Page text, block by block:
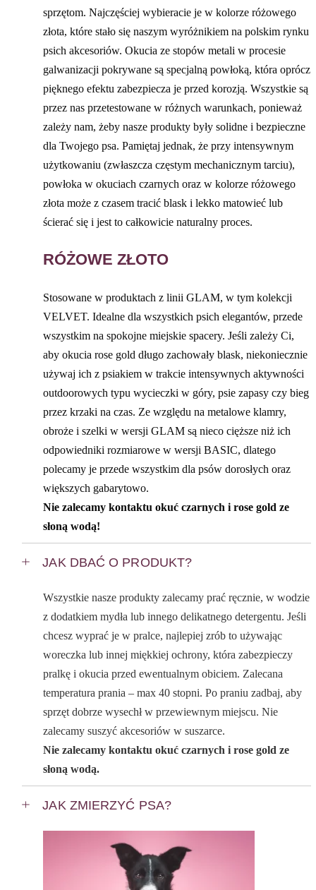
sprzętom. Najczęściej wybieracie je w kolorze różowego
złota, które stało się naszym wyróżnikiem na polskim rynku
psich akcesoriów. Okucia ze stopów metali w procesie
galwanizacji pokrywane są specjalną powłoką, która oprócz
pięknego efektu zabezpiecza je przed korozją. Wszystkie są
przez nas przetestowane w różnych warunkach, ponieważ
zależy nam, żeby nasze produkty były solidne i bezpieczne
dla Twojego psa. Pamiętaj jednak, że przy intensywnym
użytkowaniu (zwłaszcza częstym mechanicznym tarciu),
powłoka w okuciach czarnych oraz w kolorze różowego
złota może z czasem tracić blask i lekko matowieć lub
ścierać się i jest to całkowicie naturalny proces.
RÓŻOWE ZŁOTO
Stosowane w produktach z linii GLAM, w tym kolekcji
VELVET. Idealne dla wszystkich psich elegantów, przede
wszystkim na spokojne miejskie spacery. Jeśli zależy Ci,
aby okucia rose gold długo zachowały blask, niekoniecznie
używaj ich z psiakiem w trakcie intensywnych aktywności
outdoorowych typu wycieczki w góry, psie zapasy czy bieg
przez krzaki na czas. Ze względu na metalowe klamry,
obroże i szelki w wersji GLAM są nieco cięższe niż ich
odpowiedniki rozmiarowe w wersji BASIC, dlatego
polecamy je przede wszystkim dla psów dorosłych oraz
większych gabarytowo.
Nie zalecamy kontaktu okuć czarnych i rose gold ze
słoną wodą!
JAK DBAĆ O PRODUKT?
Wszystkie nasze produkty zalecamy prać ręcznie, w wodzie
z dodatkiem mydła lub innego delikatnego detergentu. Jeśli
chcesz wyprać je w pralce, najlepiej zrób to używając
woreczka lub innej miękkiej ochrony, która zabezpieczy
pralkę i okucia przed ewentualnym obiciem. Zalecana
temperatura prania – max 40 stopni. Po praniu zadbaj, aby
sprzęt dobrze wysechł w przewiewnym miejscu. Nie
zalecamy suszyć akcesoriów w suszarce.
Nie zalecamy kontaktu okuć czarnych i rose gold ze
słoną wodą.
JAK ZMIERZYĆ PSA?